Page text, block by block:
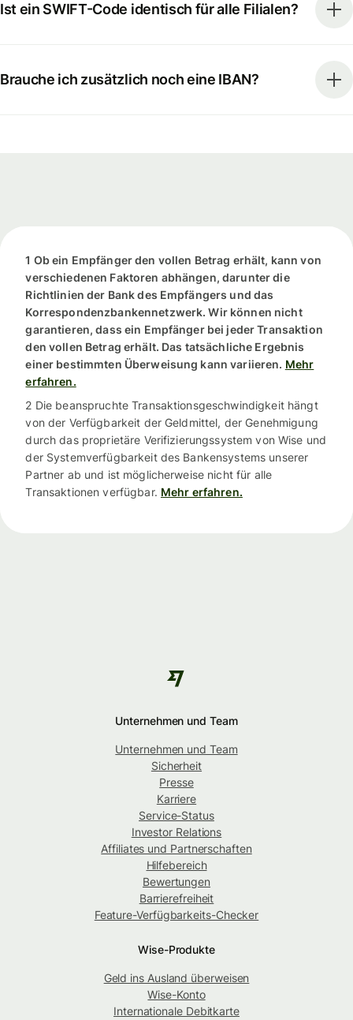
Ist ein SWIFT-Code identisch für alle Filialen?
Brauche ich zusätzlich noch eine IBAN?
1 Ob ein Empfänger den vollen Betrag erhält, kann von
verschiedenen Faktoren abhängen, darunter die
Richtlinien der Bank des Empfängers und das
Korrespondenzbankennetzwerk. Wir können nicht
garantieren, dass ein Empfänger bei jeder Transaktion
den vollen Betrag erhält. Das tatsächliche Ergebnis
einer bestimmten Überweisung kann variieren. Mehr
erfahren.
2 Die beanspruchte Transaktionsgeschwindigkeit hängt
von der Verfügbarkeit der Geldmittel, der Genehmigung
durch das proprietäre Verifizierungssystem von Wise und
der Systemverfügbarkeit des Bankensystems unserer
Partner ab und ist möglicherweise nicht für alle
Transaktionen verfügbar. Mehr erfahren.
Unternehmen und Team
Unternehmen und Team
Sicherheit
Presse
Karriere
Service-Status
Investor Relations
Affiliates und Partnerschaften
Hilfebereich
Bewertungen
Barrierefreiheit
Feature-Verfügbarkeits-Checker
Wise-Produkte
Geld ins Ausland überweisen
Wise-Konto
Internationale Debitkarte